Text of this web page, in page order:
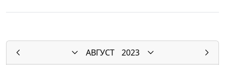
АВГУСТ
2023